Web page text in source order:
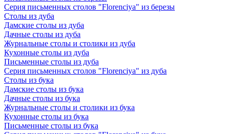
Серия письменных столов "Florenciya" из березы
Столы из дуба
Дамские столы из дуба
Дачные столы из дуба
Журнальные столы и столики из дуба
Кухонные столы из дуба
Письменные столы из дуба
Серия письменных столов "Florenciya" из дуба
Столы из бука
Дамские столы из бука
Дачные столы из бука
Журнальные столы и столики из бука
Кухонные столы из бука
Письменные столы из бука